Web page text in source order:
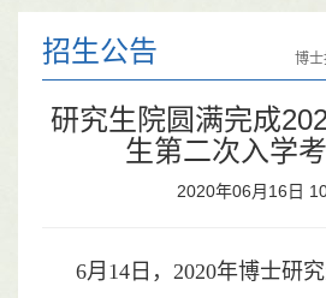
招生公告 博士
研究生院圆满完成
生第二次入学
2020年06月16日
6月14日，2020年博士研